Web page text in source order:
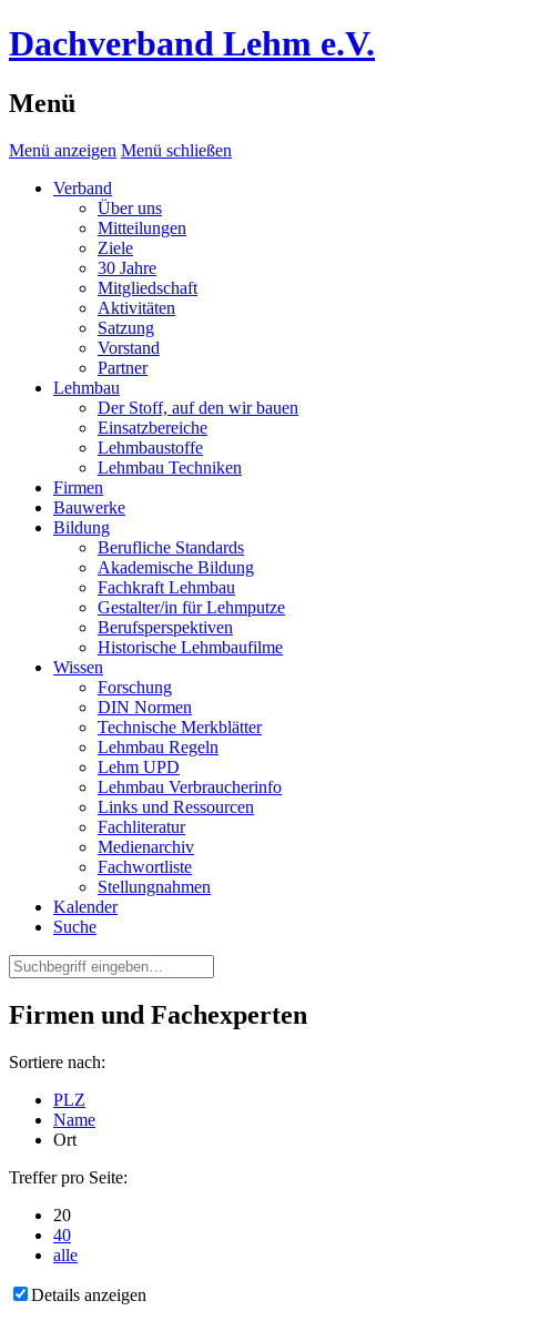
Dachverband Lehm e.V.
Menü
Menü anzeigen Menü schließen
Verband
Über uns
Mitteilungen
Ziele
30 Jahre
Mitgliedschaft
Aktivitäten
Satzung
Vorstand
Partner
Lehmbau
Der Stoff, auf den wir bauen
Einsatzbereiche
Lehmbaustoffe
Lehmbau Techniken
Firmen
Bauwerke
Bildung
Berufliche Standards
Akademische Bildung
Fachkraft Lehmbau
Gestalter/in für Lehmputze
Berufsperspektiven
Historische Lehmbaufilme
Wissen
Forschung
DIN Normen
Technische Merkblätter
Lehmbau Regeln
Lehm UPD
Lehmbau Verbraucherinfo
Links und Ressourcen
Fachliteratur
Medienarchiv
Fachwortliste
Stellungnahmen
Kalender
Suche
Firmen und Fachexperten
Sortiere nach:
PLZ
Name
Ort
Treffer pro Seite:
20
40
alle
Details anzeigen